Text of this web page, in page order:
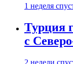
1 неделя
Турция
с
2 недели